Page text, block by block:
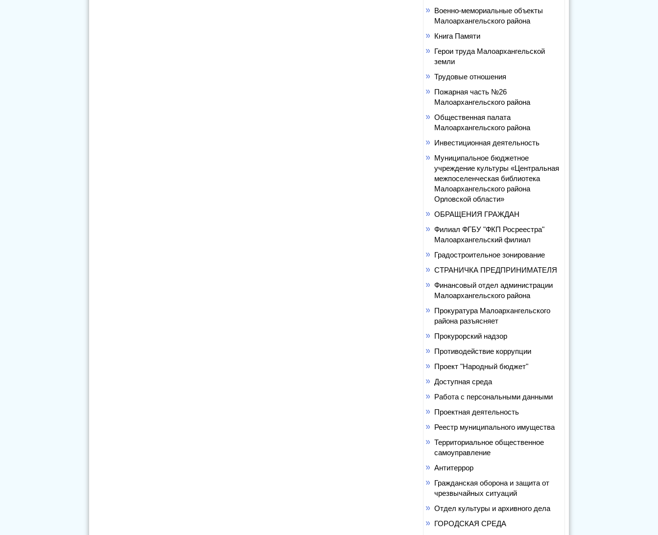
Военно-мемориальные объекты
Малоархангельского района
Книга Памяти
Герои труда Малоархангельской
земли
Трудовые отношения
Пожарная часть №26
Малоархангельского района
Общественная палата
Малоархангельского района
Инвестиционная деятельность
Муниципальное бюджетное
учреждение культуры «Центральная
межпоселенческая библиотека
Малоархангельского района
Орловской области»
ОБРАЩЕНИЯ ГРАЖДАН
Филиал ФГБУ "ФКП Росреестра"
Малоархангельский филиал
Градостроительное зонирование
СТРАНИЧКА ПРЕДПРИНИМАТЕЛЯ
Финансовый отдел администрации
Малоархангельского района
Прокуратура Малоархангельского
района разъясняет
Прокурорский надзор
Противодействие коррупции
Проект "Народный бюджет"
Доступная среда
Работа с персональными данными
Проектная деятельность
Реестр муниципального имущества
Территориальное общественное
самоуправление
Антитеррор
Гражданская оборона и защита от
чрезвычайных ситуаций
Отдел культуры и архивного дела
ГОРОДСКАЯ СРЕДА